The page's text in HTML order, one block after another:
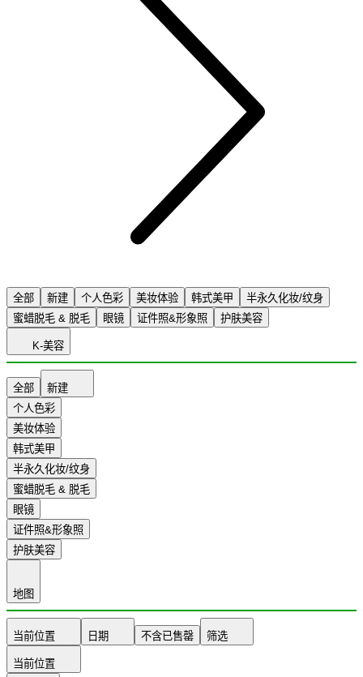
全部 新建 个人色彩 美妆体验 韩式美甲
半永久化妆/纹身
蜜蜡脱毛 & 脱毛
眼镜 证件照&形象照 护肤美容
K-美容
全部
新建
个人色彩
美妆体验
韩式美甲
半永久化妆/纹身
蜜蜡脱毛 & 脱毛
眼镜
证件照&形象照
护肤美容
地图
当前位置 日期 不含已售罄 筛选
当前位置